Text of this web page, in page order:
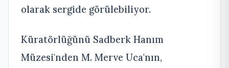
olarak sergide görülebiliyor.
Küratörlüğünü Sadberk Hanım
Müzesi'nden M. Merve Uca'nın,